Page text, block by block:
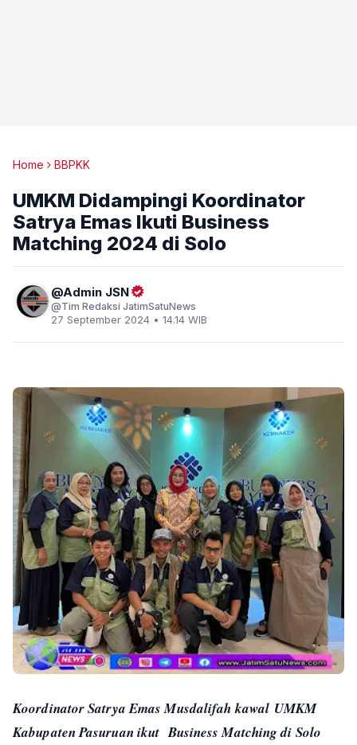
Home BBPKK
UMKM Didampingi Koordinator
Satrya Emas Ikuti Business
Matching 2024 di Solo
Admin JSN
Tim Redaksi JatimSatuNews
27 September 2024 • 14.14 WIB
Koordinator Satrya Emas Musdalifah kawal UMKM
Kabupaten Pasuruan ikut Business Matching di Solo